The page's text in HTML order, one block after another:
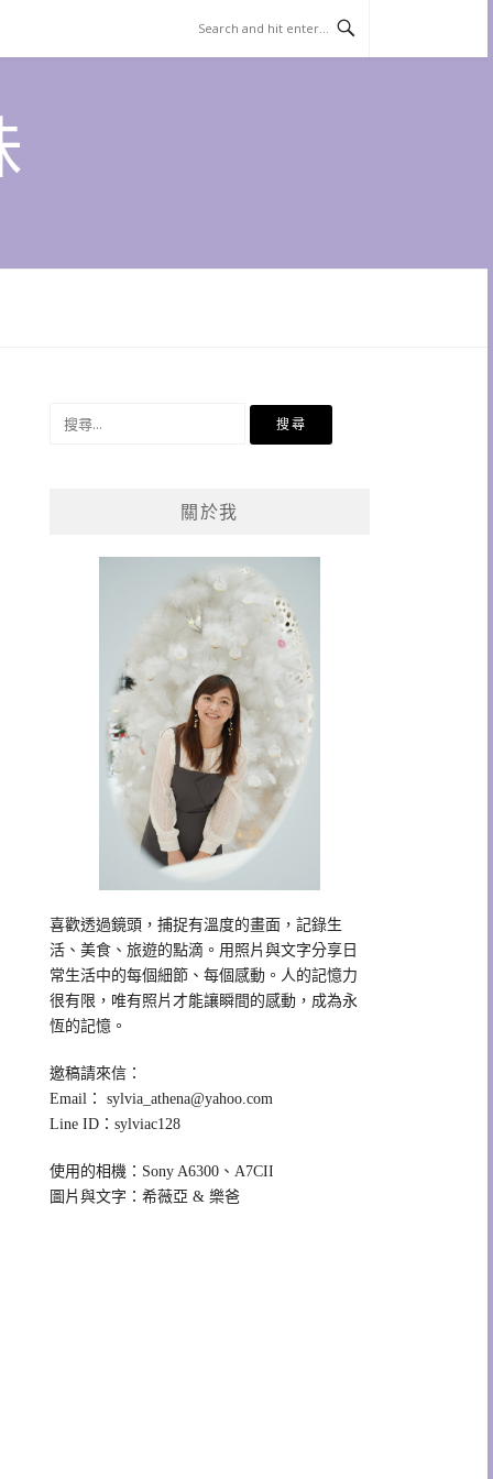
關於我
喜歡透過鏡頭，捕捉有溫度的畫面，記錄生
活、美食、旅遊的點滴。用照片與文字分享日
常生活中的每個細節、每個感動。人的記憶力
很有限，唯有照片才能讓瞬間的感動，成為永
恆的記憶。
邀稿請來信：
Email：
sylvia_athena@yahoo.com
Line ID：sylviac128
使用的相機：Sony A6300、A7CII
圖片與文字：希薇亞 & 樂爸